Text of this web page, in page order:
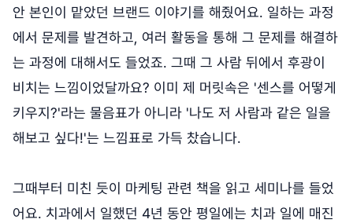
안 본인이 맡았던 브랜드 이야기를 해줬어요. 일하는 과정
에서 문제를 발견하고, 여러 활동을 통해 그 문제를 해결하
는 과정에 대해서도 들었죠. 그때 그 사람 뒤에서 후광이
비치는 느낌이었달까요? 이미 제 머릿속은 '센스를 어떻게
키우지?'라는 물음표가 아니라 '나도 저 사람과 같은 일을
해보고 싶다!'는 느낌표로 가득 찼습니다.
그때부터 미친 듯이 마케팅 관련 책을 읽고 세미나를 들었
어요. 치과에서 일했던 4년 동안 평일에는 치과 일에 매진